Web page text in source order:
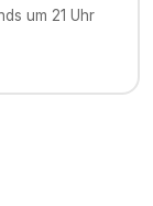
um 21 Uhr